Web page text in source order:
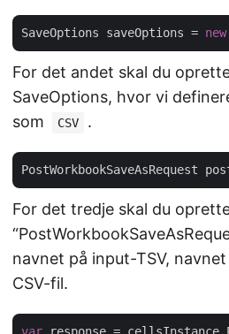
SaveOptions saveOptions = new
For det andet skal du
SaveOptions, hvor vi
som
CSV .
PostWorkbookSaveAsRequest
For det tredje skal du
navnet på input-TSV,
CSV-fil.
var